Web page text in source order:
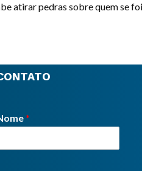
atirar pedras sobre quem se
*